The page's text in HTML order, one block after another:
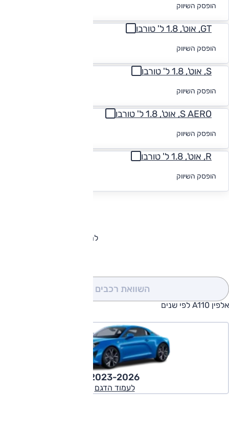
הופסק השיווק
GT, אוט', 1.8 ל' טורבו
הופסק השיווק
S, אוט', 1.8 ל' טורבו
הופסק השיווק
S AERO, אוט', 1.8 ל' טורבו
הופסק השיווק
R, אוט', 1.8 ל' טורבו
הופסק השיווק
להורדת קטלוג אלפין A110
השוואת רכבים
אלפין A110 לפי שנים
2023-2026
לעמוד הדגם